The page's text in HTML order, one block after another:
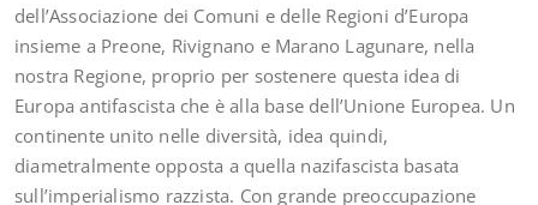
dell’Associazione dei Comuni e delle Regioni d’Europa
insieme a Preone, Rivignano e Marano Lagunare, nella
nostra Regione, proprio per sostenere questa idea di
Europa antifascista che è alla base dell’Unione Europea. Un
continente unito nelle diversità, idea quindi,
diametralmente opposta a quella nazifascista basata
sull’imperialismo razzista. Con grande preoccupazione